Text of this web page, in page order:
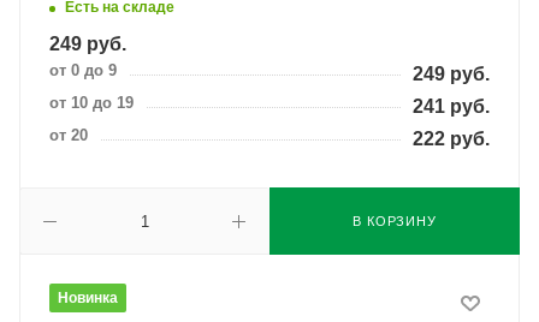
Есть на складе
249 руб.
от 0 до 9 249 руб.
от 10 до 19 241 руб.
от 20 222 руб.
В КОРЗИНУ
Новинка